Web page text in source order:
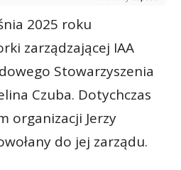
2025 roku
zarządzającej IAA
Stowarzyszenia
Czuba. Dotychczas
organizacji Jerzy
do jej zarządu.